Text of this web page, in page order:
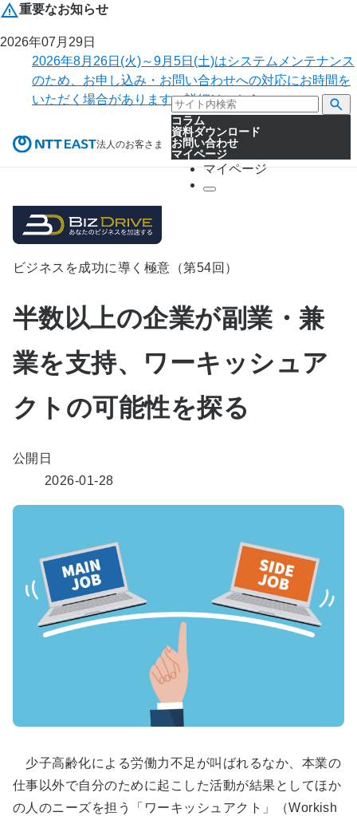
重要なお知らせ
2026年07月29日
2026年8月26日(火)～9月5日(土)はシステムメンテナンス
のため、お申し込み・お問い合わせへの対応にお時間を
いただく場合があります。詳細はこちら。
法人のお客さま
コラム
資料ダウンロード
お問い合わせ
マイページ
マイページ
ビジネスを成功に導く極意（第54回）
半数以上の企業が副業・兼
業を支持、ワーキッシュア
クトの可能性を探る
公開日
2026-01-28
少子高齢化による労働力不足が叫ばれるなか、本業の
仕事以外で自分のために起こした活動が結果としてほか
の人のニーズを担う「ワーキッシュアクト」（Workish